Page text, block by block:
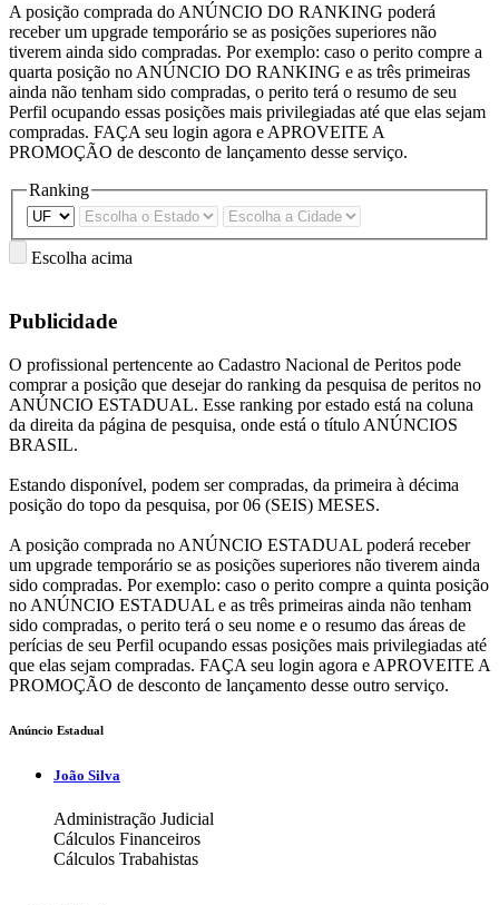
A posição comprada do ANÚNCIO DO RANKING poderá
receber um upgrade temporário se as posições superiores não
tiverem ainda sido compradas. Por exemplo: caso o perito compre a
quarta posição no ANÚNCIO DO RANKING e as três primeiras
ainda não tenham sido compradas, o perito terá o resumo de seu
Perfil ocupando essas posições mais privilegiadas até que elas sejam
compradas. FAÇA seu login agora e APROVEITE A
PROMOÇÃO de desconto de lançamento desse serviço.
Ranking
Escolha acima
Publicidade
O profissional pertencente ao Cadastro Nacional de Peritos pode
comprar a posição que desejar do ranking da pesquisa de peritos no
ANÚNCIO ESTADUAL. Esse ranking por estado está na coluna
da direita da página de pesquisa, onde está o título ANÚNCIOS
BRASIL.
Estando disponível, podem ser compradas, da primeira à décima
posição do topo da pesquisa, por 06 (SEIS) MESES.
A posição comprada no ANÚNCIO ESTADUAL poderá receber
um upgrade temporário se as posições superiores não tiverem ainda
sido compradas. Por exemplo: caso o perito compre a quinta posição
no ANÚNCIO ESTADUAL e as três primeiras ainda não tenham
sido compradas, o perito terá o seu nome e o resumo das áreas de
perícias de seu Perfil ocupando essas posições mais privilegiadas até
que elas sejam compradas. FAÇA seu login agora e APROVEITE A
PROMOÇÃO de desconto de lançamento desse outro serviço.
Anúncio Estadual
João Silva
Administração Judicial
Cálculos Financeiros
Cálculos Trabahistas